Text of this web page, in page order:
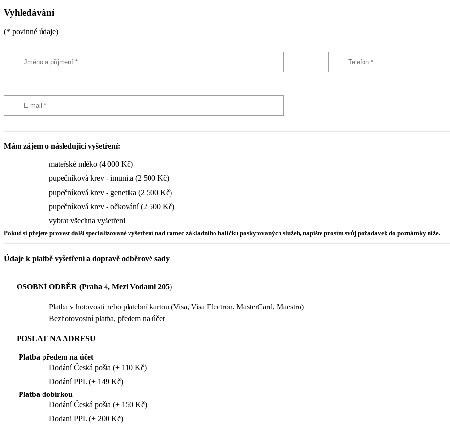
Vyhledávání
(* povinné údaje)
Mám zájem o následujicí vyšetření:
mateřské mléko (4 000 Kč)
pupečníková krev - imunita (2 500 Kč)
pupečníková krev - genetika (2 500 Kč)
pupečníková krev - očkování (2 500 Kč)
vybrat všechna vyšetření
Pokud si přejete provést další specializované vyšetření nad rámec základního balíčku poskytovaných služeb, napište prosím svůj požadavek do poznámky níže.
Údaje k platbě vyšetření a dopravě odběrové sady
OSOBNÍ ODBĚR (Praha 4, Mezi Vodami 205)
Platba v hotovosti nebo platební kartou (Visa, Visa Electron, MasterCard, Maestro)
Bezhotovostní platba, předem na účet
POSLAT NA ADRESU
Platba předem na účet
Dodání Česká pošta (+ 110 Kč)
Dodání PPL (+ 149 Kč)
Platba dobírkou
Dodání Česká pošta (+ 150 Kč)
Dodání PPL (+ 200 Kč)